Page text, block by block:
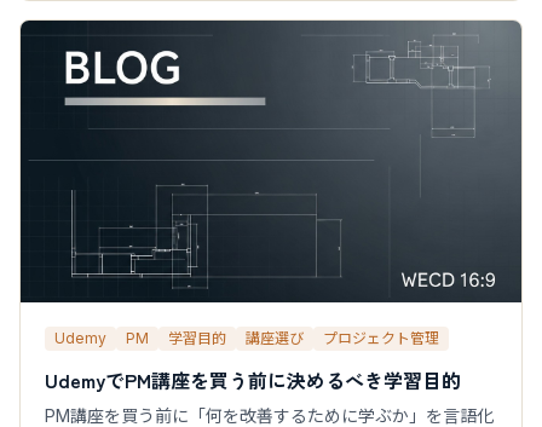
Udemy PM 学習目的 講座選び プロジェクト管理
UdemyでPM講座を買う前に決めるべき学習目的
PM講座を買う前に「何を改善するために学ぶか」を言語化